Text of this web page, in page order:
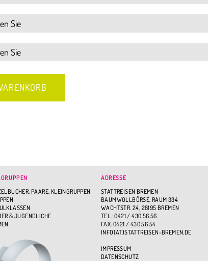
PAARE, KLEINGRUPPEN
& JUGENDLICHE
ADRESSE
STATTREISEN BREMEN
BAUMWOLLBÖRSE, RAUM 334
WACHTSTR. 24, 28195 BREMEN
TEL.: 0421 / 430 56 56
FAX: 0421 / 430 56 54
INFO(AT)STATTREISEN-BREMEN.DE
IMPRESSUM
DATENSCHUTZ